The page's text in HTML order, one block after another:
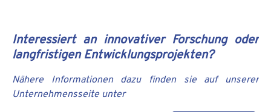
Interessiert an innovativer Forschung oder
langfristigen Entwicklungsprojekten?
Nähere Informationen dazu finden sie auf unserer
Unternehmensseite unter